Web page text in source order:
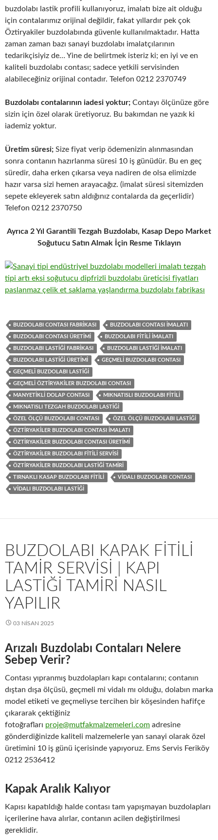
buzdolabı lastik profili kullanıyoruz, imalatı bize ait olduğu
için contalarımız orijinal değildir, fakat yıllardır pek çok
Öztiryakiler buzdolabında güvenle kullanılmaktadır. Hatta
zaman zaman bazı sanayi buzdolabı imalatçılarının
tedarikçisiyiz de… Yine de belirtmek isteriz ki; en iyi ve en
kaliteli buzdolabı contası; sadece yetkili servisinden
alabileceğiniz orijinal contadır. Telefon 0212 2370749
Buzdolabı contalarının iadesi yoktur; Contayı ölçünüze göre
sizin için özel olarak üretiyoruz. Bu bakımdan ne yazık ki
iademiz yoktur.
Üretim süresi; Size fiyat verip ödemenizin alınmasından
sonra contanın hazırlanma süresi 10 iş günüdür. Bu en geç
süredir, daha erken çıkarsa veya nadiren de olsa elimizde
hazır varsa sizi hemen arayacağız. (imalat süresi sitemizden
sepete ekleyerek satın aldığınız contalarda da geçerlidir)
Telefon 0212 2370750
Ayrıca 2 Yıl Garantili Tezgah Buzdolabı, Kasap Depo Market
Soğutucu Satın Almak İçin Resme Tıklayın
BUZDOLABI CONTASI FABRIKASI BUZDOLABI CONTASI IMALATI
BUZDOLABI CONTASI ÜRETIMI BUZDOLABI FITILI IMALATI
BUZDOLABI LASTIĞI FABRIKASI BUZDOLABI LASTIĞI IMALATI
BUZDOLABI LASTIĞI ÜRETIMI GEÇMELI BUZDOLABI CONTASI
GEÇMELI BUZDOLABI LASTIĞI
GEÇMELI ÖZTIRYAKILER BUZDOLABI CONTASI
MANYETIKLI DOLAP CONTASI MIKNATISLI BUZDOLABI FITILI
MIKNATISLI TEZGAH BUZDOLABI LASTIĞI
ÖZEL ÖLÇÜ BUZDOLABI CONTASI ÖZEL ÖLÇÜ BUZDOLABI LASTIĞI
ÖZTIRYAKILER BUZDOLABI CONTASI IMALATI
ÖZTIRYAKILER BUZDOLABI CONTASI ÜRETIMI
ÖZTIRYAKILER BUZDOLABI FITILI SERVISI
ÖZTIRYAKILER BUZDOLABI LASTIĞI TAMIRI
TIRNAKLI KASAP BUZDOLABI FITILI VIDALI BUZDOLABI CONTASI
VIDALI BUZDOLABI LASTIĞI
BUZDOLABI KAPAK FITILI
TAMIR SERVISI | KAPI
LASTIĞI TAMIRI NASIL
YAPILIR
03 NISAN 2025
Arızalı Buzdolabı Contaları Nelere
Sebep Verir?
Contası yıpranmış buzdolapları kapı contalarını; contanın
dıştan dışa ölçüsü, geçmeli mi vidalı mı olduğu, dolabın marka
model etiketi ve geçmeliyse tercihen bir köşesinden hafifçe
çıkararak çektiğiniz
fotoğrafları proje@mutfakmalzemeleri.com adresine
gönderdiğinizde kaliteli malzemelerle yan sanayi olarak özel
üretimini 10 iş günü içerisinde yapıyoruz. Ems Servis Feriköy
0212 2536412
Kapak Aralık Kalıyor
Kapısı kapatıldığı halde contası tam yapışmayan buzdolapları
içerilerine hava alırlar, contanın acilen değiştirilmesi
gereklidir.